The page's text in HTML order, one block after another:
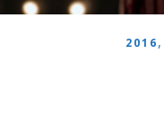
2016,